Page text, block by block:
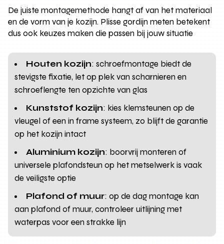
De juiste montagemethode hangt af van het materiaal
en de vorm van je kozijn. Plisse gordijn meten betekent
dus ook keuzes maken die passen bij jouw situatie
Houten kozijn: schroefmontage biedt de
stevigste fixatie, let op plek van scharnieren en
schroeflengte ten opzichte van glas
Kunststof kozijn: kies klemsteunen op de
vleugel of een in frame systeem, zo blijft de garantie
op het kozijn intact
Aluminium kozijn: boorvrij monteren of
universele plafondsteun op het metselwerk is vaak
de veiligste optie
Plafond of muur: op de dag montage kan
aan plafond of muur, controleer uitlijning met
waterpas voor een strakke lijn